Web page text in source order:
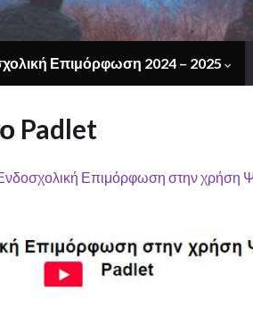
Επιμόρφωση 2024 – 2025
Padlet
Επιμόρφωση στην χρήση